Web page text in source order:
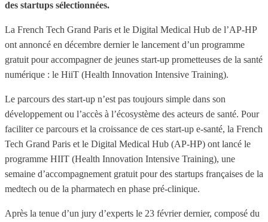
des startups sélectionnées.
La French Tech Grand Paris et le Digital Medical Hub de l’AP-HP
ont annoncé en décembre dernier le lancement d’un programme
gratuit pour accompagner de jeunes start-up prometteuses de la santé
numérique : le HiiT (Health Innovation Intensive Training).
Le parcours des start-up n’est pas toujours simple dans son
développement ou l’accès à l’écosystème des acteurs de santé. Pour
faciliter ce parcours et la croissance de ces start-up e-santé, la French
Tech Grand Paris et le Digital Medical Hub (AP-HP) ont lancé le
programme HIIT (Health Innovation Intensive Training), une
semaine d’accompagnement gratuit pour des startups françaises de la
medtech ou de la pharmatech en phase pré-clinique.
Après la tenue d’un jury d’experts le 23 février dernier, composé du